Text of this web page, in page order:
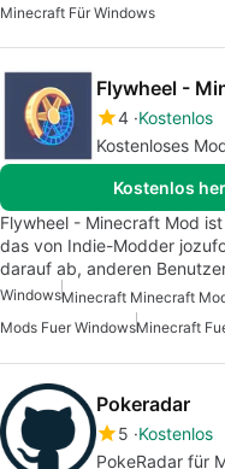
Minecraft Für Windows
Flywheel -
4 Kostenlos
Kostenloses
Kostenlos
Flywheel - Minecraft Mod
das von Indie-Modder
darauf ab, anderen
Windows
Mods Fuer WindowsMinecraft
Pokeradar
5 Kostenlos
PokeRadar für